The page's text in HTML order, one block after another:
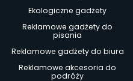
Ekologiczne gadżety
Reklamowe gadżety do
pisania
Reklamowe gadżety do biura
Reklamowe akcesoria do
podróży